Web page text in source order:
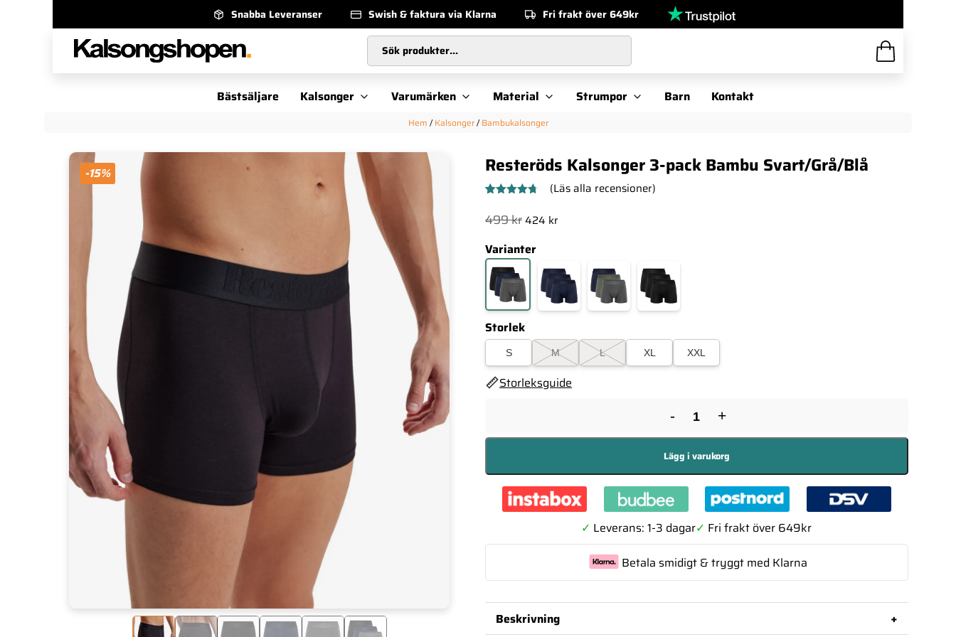
Snabba Leveranser Swish & faktura via Klarna Fri frakt över 649kr
Sök produkter...
Bästsäljare Kalsonger Varumärken Material Strumpor Barn Kontakt
Hem /Kalsonger/Bambukalsonger
-15% Resteröds Kalsonger 3-pack Bambu Svart/Grå/Blå
4.67av 5
baserat på
(Läs alla recensioner)
499krDet
priset
var:
499 kr.
424 kr
är:
424 kr.
Varianter
Storlek
S M L XL XXL
Storleksguide
- +
Lägg i varukorg
✓ Leverans: 1-3 dagar✓ Fri frakt över 649kr
Betala smidigt & tryggt med Klarna
Beskrivning +